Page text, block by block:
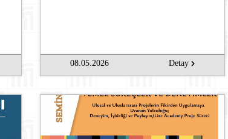
08.05.2026 Detay